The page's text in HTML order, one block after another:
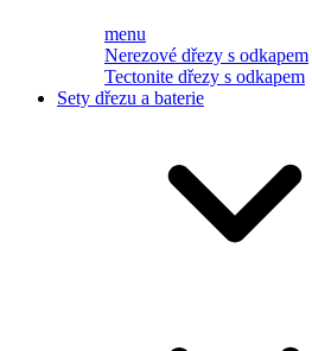
menu
Nerezové dřezy s odkapem
Tectonite dřezy s odkapem
Sety dřezu a baterie